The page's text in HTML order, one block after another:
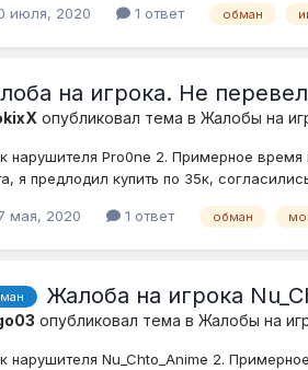
июля, 2020 1 ответ обман
на игрока. Не
опубликовал тема в Жалобы на
нарушителя Pro0ne 2. Примерное
я предлодил купить по 35к,
мая, 2020 1 ответ обман
Жалоба на игрока
опубликовал тема в Жалобы на
нарушителя Nu_Chto_Anime 2.